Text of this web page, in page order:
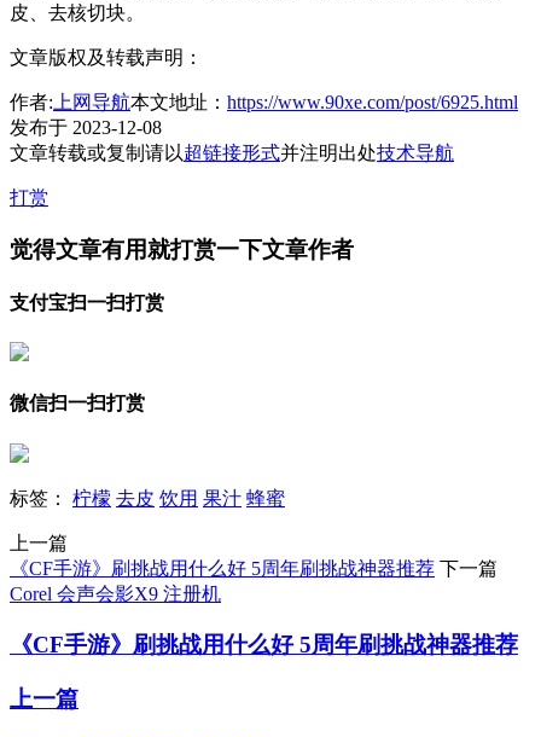
皮、去核切块。
文章版权及转载声明：
作者: 上网导航本文地址： https://www.90xe.com/post/6925.html
发布于 2023-12-08
文章转载或复制请以超链接形式并注明出处技术导航
打赏
觉得文章有用就打赏一下文章作者
支付宝扫一扫打赏
微信扫一扫打赏
标签： 柠檬 去皮 饮用 果汁 蜂蜜
上一篇
《CF手游》刷挑战用什么好 5周年刷挑战神器推荐 下一篇
Corel 会声会影X9 注册机
《CF手游》刷挑战用什么好 5周年刷挑战神器推荐
上一篇